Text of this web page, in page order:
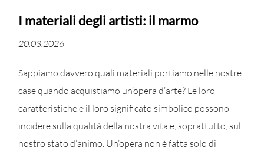
I materiali degli artisti: il marmo
20.03.2026
Sappiamo davvero quali materiali portiamo nelle nostre
case quando acquistiamo un’opera d’arte? Le loro
caratteristiche e il loro significato simbolico possono
incidere sulla qualità della nostra vita e, soprattutto, sul
nostro stato d’animo. Un’opera non è fatta solo di